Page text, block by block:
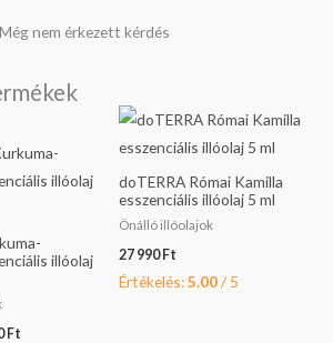
Még nem érkezett kérdés
illóolaj
Ft
is:
990 Ft.
doTERRA Római Kamilla
esszenciális illóolaj 5 ml
Önálló illóolajok
27 990Ft
Értékelés:5.00/ 5